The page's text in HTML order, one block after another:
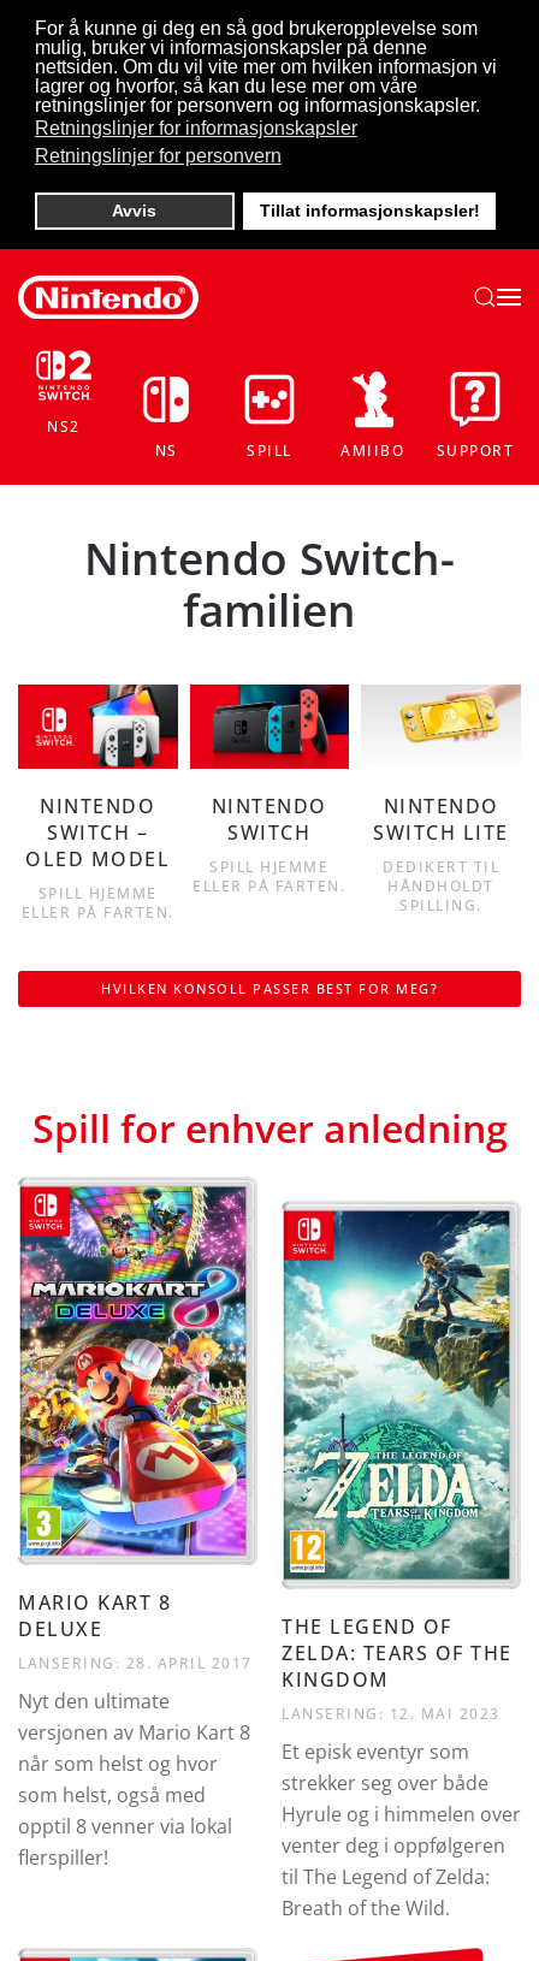
For å kunne gi deg en så god brukeropplevelse som
mulig, bruker vi informasjonskapsler på denne
nettsiden. Om du vil vite mer om hvilken informasjon vi
lagrer og hvorfor, så kan du lese mer om våre
retningslinjer for personvern og informasjonskapsler.
Retningslinjer for informasjonskapsler
Retningslinjer for personvern
Avvis Tillat informasjonskapsler!
Skip to main content
NS2
NS
SPILL AMIIBO SUPPORT
Nintendo Switch-
familien
NINTENDO
SWITCH –
OLED MODEL
SPILL HJEMME
ELLER PÅ FARTEN.
NINTENDO
SWITCH
SPILL HJEMME
ELLER PÅ FARTEN.
NINTENDO
SWITCH LITE
DEDIKERT TIL
HÅNDHOLDT
SPILLING.
HVILKEN KONSOLL PASSER BEST FOR MEG?
Spill for enhver anledning
MARIO KART 8
DELUXE
LANSERING: 28. APRIL 2017
Nyt den ultimate
versjonen av Mario Kart 8
når som helst og hvor
som helst, også med
opptil 8 venner via lokal
flerspiller!
THE LEGEND OF
ZELDA: TEARS OF THE
KINGDOM
LANSERING: 12. MAI 2023
Et episk eventyr som
strekker seg over både
Hyrule og i himmelen over
venter deg i oppfølgeren
til The Legend of Zelda:
Breath of the Wild.